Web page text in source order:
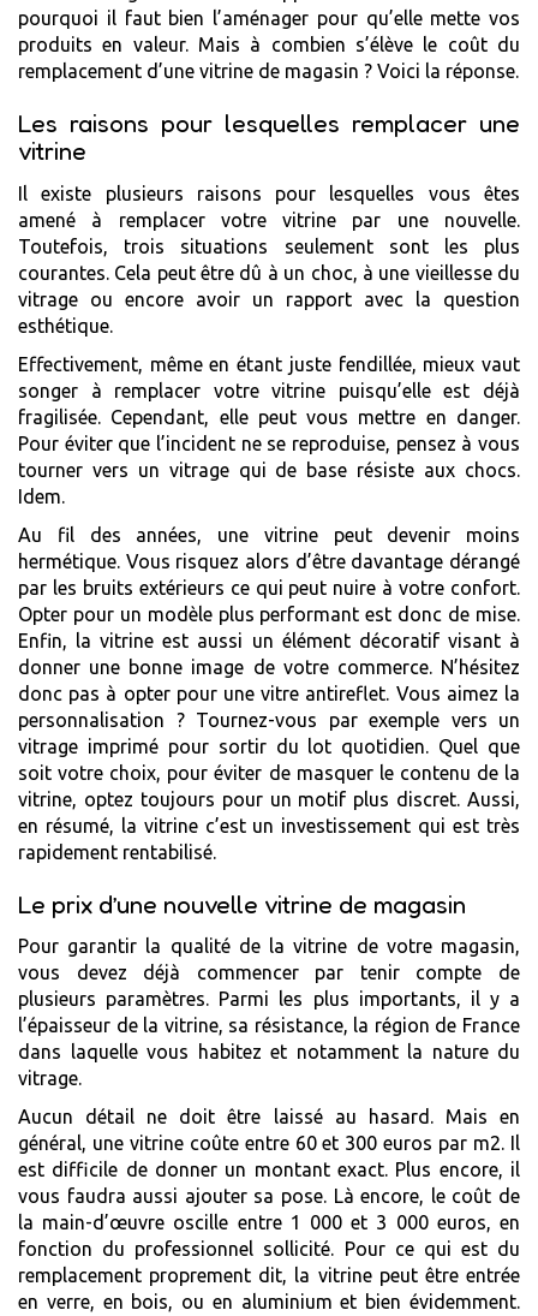
pourquoi il faut bien l’aménager pour qu’elle mette vos
produits en valeur. Mais à combien s’élève le coût du
remplacement d’une vitrine de magasin ? Voici la réponse.
Les raisons pour lesquelles remplacer une
vitrine
Il existe plusieurs raisons pour lesquelles vous êtes
amené à remplacer votre vitrine par une nouvelle.
Toutefois, trois situations seulement sont les plus
courantes. Cela peut être dû à un choc, à une vieillesse du
vitrage ou encore avoir un rapport avec la question
esthétique.
Effectivement, même en étant juste fendillée, mieux vaut
songer à remplacer votre vitrine puisqu’elle est déjà
fragilisée. Cependant, elle peut vous mettre en danger.
Pour éviter que l’incident ne se reproduise, pensez à vous
tourner vers un vitrage qui de base résiste aux chocs.
Idem.
Au fil des années, une vitrine peut devenir moins
hermétique. Vous risquez alors d’être davantage dérangé
par les bruits extérieurs ce qui peut nuire à votre confort.
Opter pour un modèle plus performant est donc de mise.
Enfin, la vitrine est aussi un élément décoratif visant à
donner une bonne image de votre commerce. N’hésitez
donc pas à opter pour une vitre antireflet. Vous aimez la
personnalisation ? Tournez-vous par exemple vers un
vitrage imprimé pour sortir du lot quotidien. Quel que
soit votre choix, pour éviter de masquer le contenu de la
vitrine, optez toujours pour un motif plus discret. Aussi,
en résumé, la vitrine c’est un investissement qui est très
rapidement rentabilisé.
Le prix d’une nouvelle vitrine de magasin
Pour garantir la qualité de la vitrine de votre magasin,
vous devez déjà commencer par tenir compte de
plusieurs paramètres. Parmi les plus importants, il y a
l’épaisseur de la vitrine, sa résistance, la région de France
dans laquelle vous habitez et notamment la nature du
vitrage.
Aucun détail ne doit être laissé au hasard. Mais en
général, une vitrine coûte entre 60 et 300 euros par m2. Il
est difficile de donner un montant exact. Plus encore, il
vous faudra aussi ajouter sa pose. Là encore, le coût de
la main-d’œuvre oscille entre 1 000 et 3 000 euros, en
fonction du professionnel sollicité. Pour ce qui est du
remplacement proprement dit, la vitrine peut être entrée
en verre, en bois, ou en aluminium et bien évidemment.